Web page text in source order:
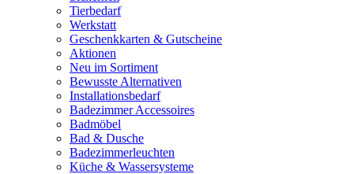
Tierbedarf
Werkstatt
Geschenkkarten & Gutscheine
Aktionen
Neu im Sortiment
Bewusste Alternativen
Installationsbedarf
Badezimmer Accessoires
Badmöbel
Bad & Dusche
Badezimmerleuchten
Küche & Wassersysteme